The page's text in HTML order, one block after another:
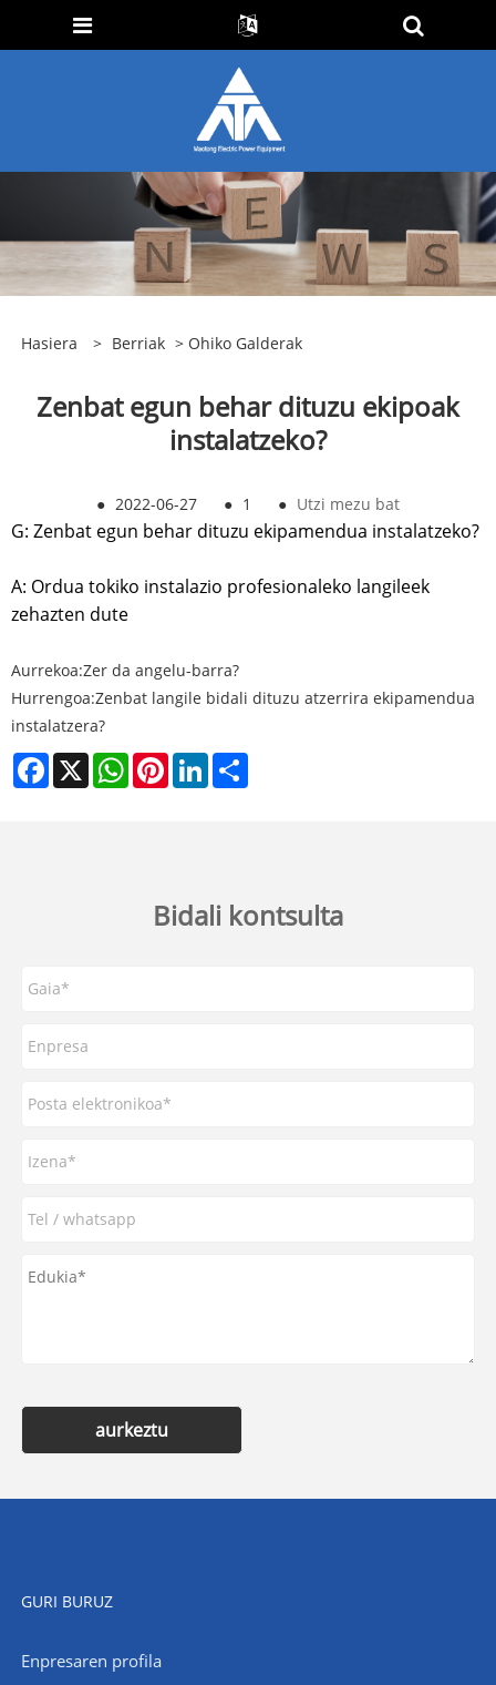
Hasiera > Berriak > Ohiko Galderak
Zenbat egun behar dituzu ekipoak
instalatzeko?
● 2022-06-27 ● 1 ● Utzi mezu bat
G: Zenbat egun behar dituzu ekipamendua instalatzeko?
A: Ordua tokiko instalazio profesionaleko langileek
zehazten dute
Aurrekoa:Zer da angelu-barra?
Hurrengoa:Zenbat langile bidali dituzu atzerrira ekipamendua
instalatzera?
Facebook
X WhatsAppPinterestLinkedIn
Bidali kontsulta
aurkeztu
GURI BURUZ
Enpresaren profila